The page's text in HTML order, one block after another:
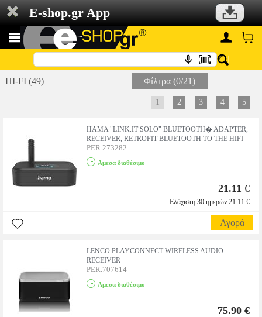
E-shop.gr App
HI-FI (49) Φίλτρα (0/21)
1 2 3 4 5
HAMA "LINK.IT SOLO" BLUETOOTH� ADAPTER,
RECEIVER, RETROFIT BLUETOOTH TO THE HIFI
PER.273282
Αμεσα διαθέσιμο
21.11 €
Ελάχιστη 30 ημερών 21.11 €
Αγορά
LENCO PLAYCONNECT WIRELESS AUDIO
RECEIVER
PER.707614
Αμεσα διαθέσιμο
75.90 €